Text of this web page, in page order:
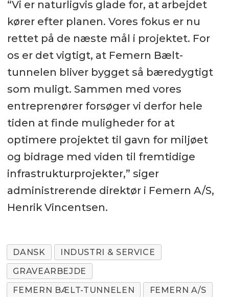
“Vi er naturligvis glade for, at arbejdet
kører efter planen. Vores fokus er nu
rettet på de næste mål i projektet. For
os er det vigtigt, at Femern Bælt-
tunnelen bliver bygget så bæredygtigt
som muligt. Sammen med vores
entreprenører forsøger vi derfor hele
tiden at finde muligheder for at
optimere projektet til gavn for miljøet
og bidrage med viden til fremtidige
infrastrukturprojekter,” siger
administrerende direktør i Femern A/S,
Henrik Vincentsen.
DANSK
INDUSTRI & SERVICE
GRAVEARBEJDE
FEMERN BÆLT-TUNNELEN
FEMERN A/S